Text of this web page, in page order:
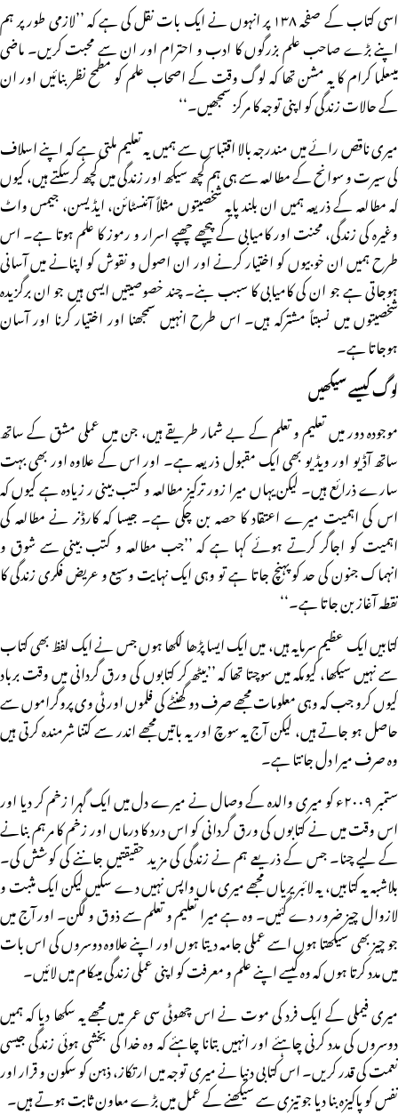
اسی کتاب کے صفحہ ۱۳۸ پر انہوں نے ایک بات نقل کی ہے کہ ’’لازمی طور پر ہم
اپنے بڑے صاحب علم بزرگوں کا ادب و احترام اور ان سے محبت کریں۔ ماضی
میںعلما کرام کا یہ مشن تھا کہ لوگ وقت کے اصحاب علم کو مطمح نظر بنائیں اور ان
کے حالات زندگی کو اپنی توجہ کا مرکز سمجھیں۔‘‘
میری ناقص رائے میں مندرجہ بالا اقتباس سے ہمیں یہ تعلیم ملتی ہے کہ اپنے اسلاف
کی سیرت و سوانح کے مطالعہ سے ہی ہم کچھ سیکھ اور زندگی میں کچھ کرسکتے ہیں، کیوں
کہ مطالعہ کے ذریعہ ہمیں ان بلند پایہ شخصیتوں مثلاً آئنسٹائن، ایڈیسن، جیمس واٹ
وغیرہ کی زندگی، محنت اور کامیابی کے پیچھے چھپے اسرار و رموز کا علم ہوتا ہے۔ اس
طرح ہمیں ان خوبیوں کو اختیار کرنے اور ان اصول و نقوش کو اپنانے میں آسانی
ہوجاتی ہے جو ان کی کامیابی کا سبب بنے۔ چند خصوصیتیں ایسی ہیں جو ان برگزیدہ
شخصیتوں میں نسبتاً مشترکہ ہیں۔ اس طرح انہیں سمجھنا اور اختیار کرنا اور آسان
ہوجاتا ہے۔
لوگ کیسے سیکھیں
موجودہ دور میں تعلیم و تعلم کے بے شمار طریقے ہیں، جن میں عملی مشق کے ساتھ
ساتھ آڈیو اور ویڈیو بھی ایک مقبول ذریعہ ہے۔ اور اس کے علاوہ اور بھی بہت
سارے ذرائع ہیں۔ لیکن یہاں میرا زور ترکیز مطالعہ و کتب بینی ر زیادہ ہے کیوں کہ
اس کی اہمیت میرے اعتقاد کا حصہ بن چکی ہے۔ جیسا کہ کارڈنر نے مطالعہ کی
اہمیت کو اجاگر کرتے ہوئے کہا ہے کہ ’’جب مطالعہ و کتب بینی سے شوق و
انہماک جنون کی حد کو پہنچ جاتا ہے تو وہی ایک نہایت وسیع و عریض فکری زندگی کا
نقطہ آغاز بن جاتا ہے۔‘‘
کتابیں ایک عظیم سرمایہ ہیں، میں ایک ایسا پڑھا لکھا ہوں جس نے ایک لفظ بھی کتاب
سے نہیں سیکھا، کیوںکہ میں سوچتا تھا کہ ’’بیٹھ کر کتابوں کی ورق گردانی میں وقت برباد
کیوں کرو جب کہ وہی معلومات مجھے صرف دو گھنٹے کی فلموں اور ٹی وی پروگراموں سے
حاصل ہو جاتے ہیں، لیکن آج یہ سوچ اور یہ باتیں مجھے اندر سے کتنا شرمندہ کرتی ہیں
وہ صرف میرا دل جانتا ہے۔
ستمبر ۲۰۰۹ء کو میری والدہ کے وصال نے میرے دل میں ایک گہرا زخم کر دیا اور
اس وقت میں نے کتابوں کی ورق گردانی کو اس درد کا درماں اور زخم کا مرہم بنانے
کے لیے چنا۔ جس کے ذریعے ہم نے زندگی کی مزید حقیقتیں جاننے کی کوشش کی۔
بلاشبہ یہ کتابیں، یہ لائبریریاں مجھے میری ماں واپس نہیں دے سکیں لیکن ایک مثبت و
لازوال چیز ضرور دے گئیں۔ وہ ہے میرا تعلیم و تعلم سے ذوق و لگن۔ اور آج میں
جو چیز بھی سیکھتا ہوں اسے عملی جامہ دیتا ہوں اور اپنے علاوہ دوسروں کی اس بات
میں مدد کرتا ہوں کہ وہ کیسے اپنے علم و معرفت کو اپنی عملی زندگی میںکام میں لائیں۔
میری فیملی کے ایک فرد کی موت نے اس چھوٹی سی عمر میں مجھے یہ سکھا دیا کہ ہمیں
دوسروں کی مدد کرنی چاہئے اور انہیں بتانا چاہئے کہ وہ خدا کی بخشی ہوئی زندگی جیسی
نعمت کی قدر کریں۔ اس کتابی دنیا نے میری توجہ میں ارتکاز، ذہن کو سکون و قرار اور
نفس کو پاکیزہ بنا دیا جو تیزی سے سیکھنے کے عمل میں بڑے معاون ثابت ہوتے ہیں۔